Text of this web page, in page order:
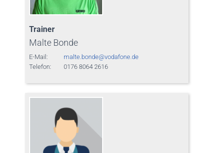
Trainer
Malte Bonde
E-Mail:
malte.bonde@vodafone.de
Telefon:
0176 8064 2616